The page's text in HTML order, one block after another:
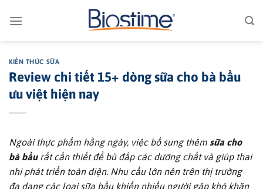
qua
KIẾN THỨC SỮA
Review chi tiết 15+ dòng sữa cho bà bầu
ưu việt hiện nay
Ngoài thực phẩm hằng ngày, việc bổ sung thêm sữa cho
bà bầurất cần thiết để bù đắp các dưỡng chất và giúp thai
nhi phát triển toàn diện. Nhu cầu lớn nên trên thị trường
đa dạng các loại sữa bầu khiến nhiều người gặp khó khăn